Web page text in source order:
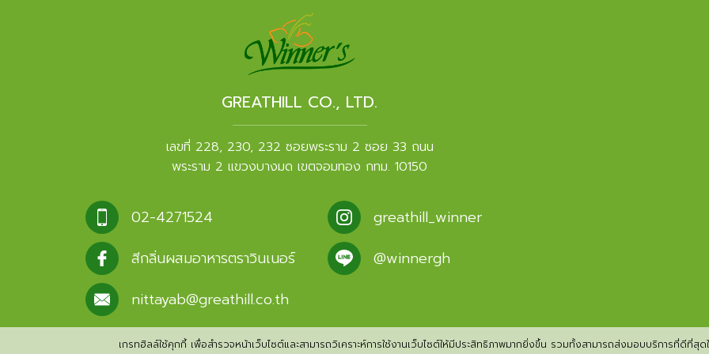
GREATHILL CO., LTD.
เลขที่ 228, 230, 232 ซอยพระราม 2 ซอย 33 ถนน
พระราม 2 แขวงบางมด เขตจอมทอง กทม. 10150
02-4271524
greathill_winner
สีกลิ่นผสมอาหารตราวินเนอร์
@winnergh
nittayab@greathill.co.th
เกรทฮิลล์ใช้คุกกี้ เพื่อสำรวจหน้าเว็บไซต์และสามารถวิเคราะห์การใช้งานเว็บไซต์ให้มีประสิทธิภาพมากยิ่งขึ้น รวมทั้งสามารถส่งมอบบริการที่ดีที่สุ